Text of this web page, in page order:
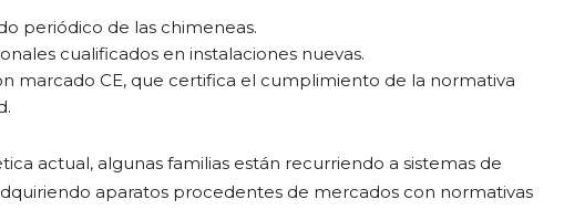
periódico de las chimeneas.
cualificados en instalaciones nuevas.
marcado CE, que certifica el cumplimiento de la normativa
actual, algunas familias están recurriendo a sistemas de
aparatos procedentes de mercados con normativas